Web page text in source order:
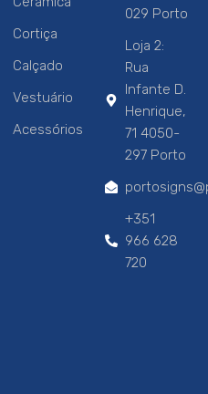
Cortiça
Calçado
Vestuário
Acessórios
029 Porto
Loja 2:
Rua
Infante D.
Henrique,
71 4050-
297 Porto
+351
966 628
720